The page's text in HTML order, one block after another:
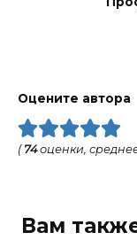
Оцените автора
( 74оценки,
Вам